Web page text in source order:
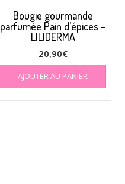
Bougie gourmande
parfumée Pain d’épices –
LILIDERMA
20,90€
AJOUTER AU PANIER